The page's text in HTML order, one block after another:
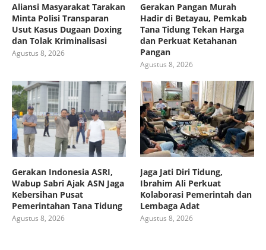
Aliansi Masyarakat Tarakan
Minta Polisi Transparan
Usut Kasus Dugaan Doxing
dan Tolak Kriminalisasi
Agustus 8, 2026
Gerakan Pangan Murah
Hadir di Betayau, Pemkab
Tana Tidung Tekan Harga
dan Perkuat Ketahanan
Pangan
Agustus 8, 2026
Gerakan Indonesia ASRI,
Wabup Sabri Ajak ASN Jaga
Kebersihan Pusat
Pemerintahan Tana Tidung
Agustus 8, 2026
Jaga Jati Diri Tidung,
Ibrahim Ali Perkuat
Kolaborasi Pemerintah dan
Lembaga Adat
Agustus 8, 2026